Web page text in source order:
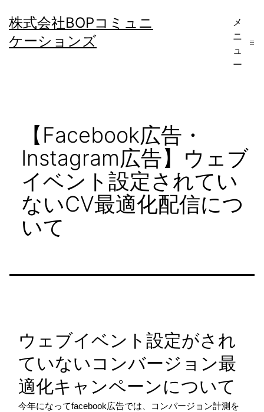
ン
テ
株式会社BOPコミュニ
ケーションズ
メ
ニ
ュ
ー
【Facebook広告・
Instagram広告】ウェブ
イベント設定されてい
ないCV最適化配信につ
いて
ウェブイベント設定がされ
ていないコンバージョン最
適化キャンペーンについて
今年になってfacebook広告では、コンバージョン計測を